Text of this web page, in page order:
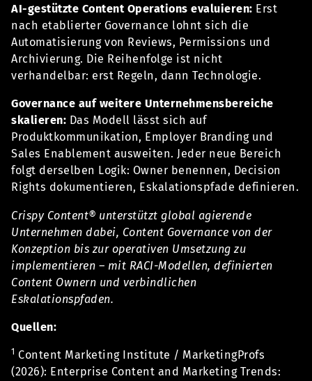
AI-gestützte Content Operations evaluieren: Erst
nach etablierter Governance lohnt sich die
Automatisierung von Reviews, Permissions und
Archivierung. Die Reihenfolge ist nicht
verhandelbar: erst Regeln, dann Technologie.
Governance auf weitere Unternehmensbereiche
skalieren: Das Modell lässt sich auf
Produktkommunikation, Employer Branding und
Sales Enablement ausweiten. Jeder neue Bereich
folgt derselben Logik: Owner benennen, Decision
Rights dokumentieren, Eskalationspfade definieren.
Crispy Content® unterstützt global agierende
Unternehmen dabei, Content Governance von der
Konzeption bis zur operativen Umsetzung zu
implementieren – mit RACI-Modellen, definierten
Content Ownern und verbindlichen
Eskalationspfaden.
Quellen:
1 Content Marketing Institute / MarketingProfs
(2026): Enterprise Content and Marketing Trends: